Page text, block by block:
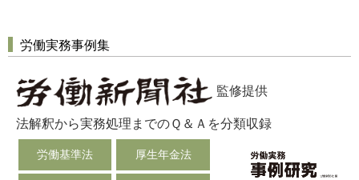
労働実務事例集
監修提供
法解釈から実務処理までのＱ＆Ａを分類収録
労働基準法 厚生年金法